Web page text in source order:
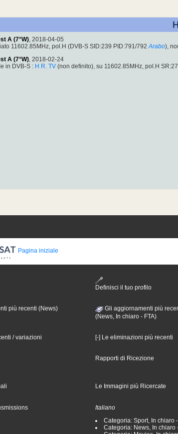
A (7°W), 2018-04-05
11602.85MHz, pol.H (DVB-S SID:239 PID:791/792 Arabo),
A (7°W), 2018-02-24
in DVB-S : H R. TV (non definito), su 11602.85MHz, pol.H
Pagina iniziale
Definisci il tuo profilo
più recenti (News)
Gli aggiornamenti più
(News, In chiaro - FTA)
/ variazioni [-] Le eliminazioni più recenti
Rapporti di Ricezione
Le Immagini più Ricercate
Italiano
Categoria: Sport, In chiaro
Categoria: News, In chiaro